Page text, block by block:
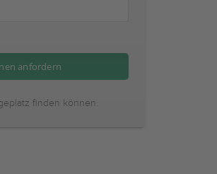
finden können.